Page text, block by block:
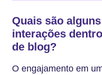
Quais são
interações
de blog?
O engajamento em